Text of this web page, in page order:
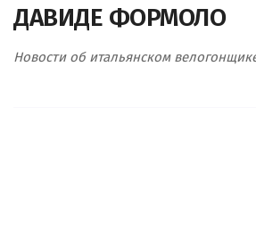
ДАВИДЕ ФОРМОЛО
Новости об итальянском